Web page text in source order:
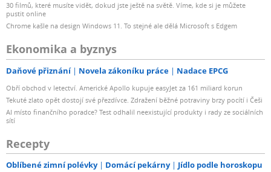
30 filmů, které musíte vidět, dokud jste ještě na světě. Víme, kde si je můžete
pustit online
Chrome kašle na design Windows 11. To stejné ale dělá Microsoft s Edgem
Ekonomika a byznys
Daňové přiznání Novela zákoníku práce Nadace EPCG
Obří obchod v letectví. Americké Apollo kupuje easyJet za 161 miliard korun
Tekuté zlato opět dostojí své přezdívce. Zdražení běžné potraviny brzy pocítí i Češi
AI místo finančního poradce? Test odhalil neexistující produkty i rady ze sociálních
sítí
Recepty
Oblíbené zimní polévky Domácí pekárny Jídlo podle horoskopu